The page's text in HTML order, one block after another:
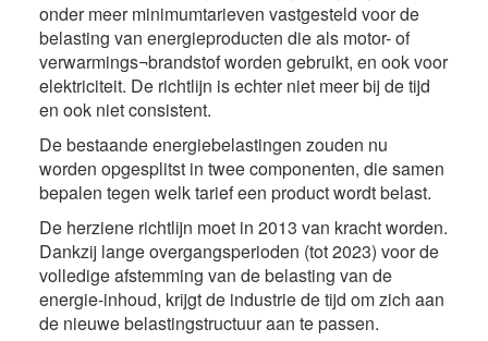
onder meer minimumtarieven vastgesteld voor de
belasting van energieproducten die als motor- of
verwarmings¬brandstof worden gebruikt, en ook voor
elektriciteit. De richtlijn is echter niet meer bij de tijd
en ook niet consistent.
De bestaande energiebelastingen zouden nu
worden opgesplitst in twee componenten, die samen
bepalen tegen welk tarief een product wordt belast.
De herziene richtlijn moet in 2013 van kracht worden.
Dankzij lange overgangsperioden (tot 2023) voor de
volledige afstemming van de belasting van de
energie-inhoud, krijgt de industrie de tijd om zich aan
de nieuwe belastingstructuur aan te passen.